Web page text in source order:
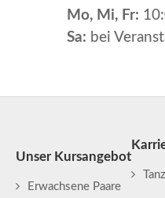
Mo, Mi, Fr:
Sa: bei
Unser Kursangebot
Erwachsene Paare